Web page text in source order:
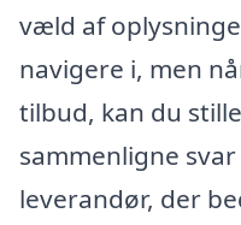
væld af
navigere i, men
tilbud, kan du
sammenligne
leverandør, der